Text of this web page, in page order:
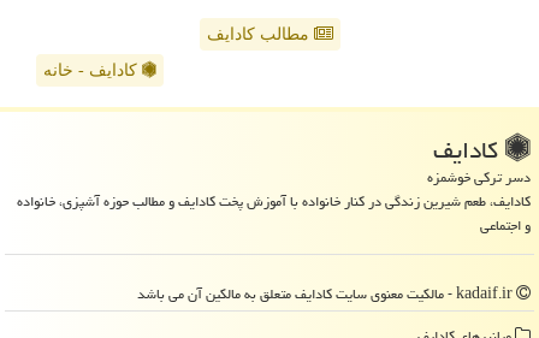
مطالب کادایف
کادایف - خانه
كادایف
دسر ترکی خوشمزه
کادایف، طعم شیرین زندگی در کنار خانواده با آموزش پخت کادایف و مطالب حوزه آشپزی، خانواده
و اجتماعی